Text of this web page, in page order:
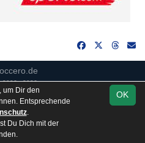
2006 - 2026
Impressum
Gästebuch
OK
um Dir den
Entsprechende
.
Du Dich mit der